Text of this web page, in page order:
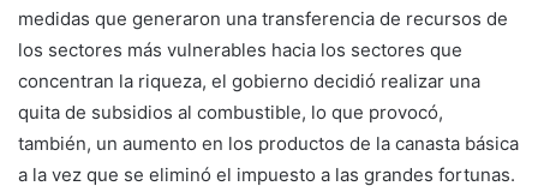
medidas que generaron una transferencia de recursos de
los sectores más vulnerables hacia los sectores que
concentran la riqueza, el gobierno decidió realizar una
quita de subsidios al combustible, lo que provocó,
también, un aumento en los productos de la canasta básica
a la vez que se eliminó el impuesto a las grandes fortunas.